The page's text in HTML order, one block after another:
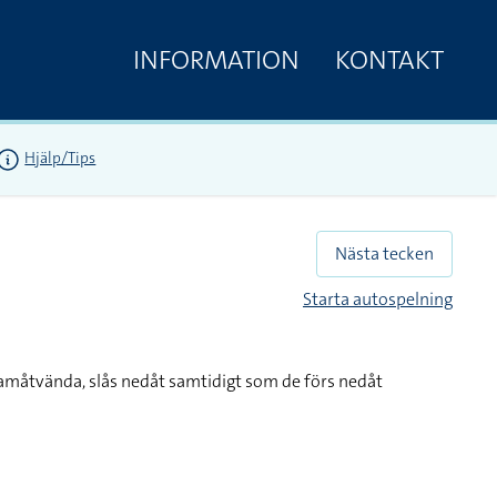
INFORMATION KONTAKT
Hjälp/Tips
Nästa tecken
Starta autospelning
slås nedåt samtidigt som de förs nedåt